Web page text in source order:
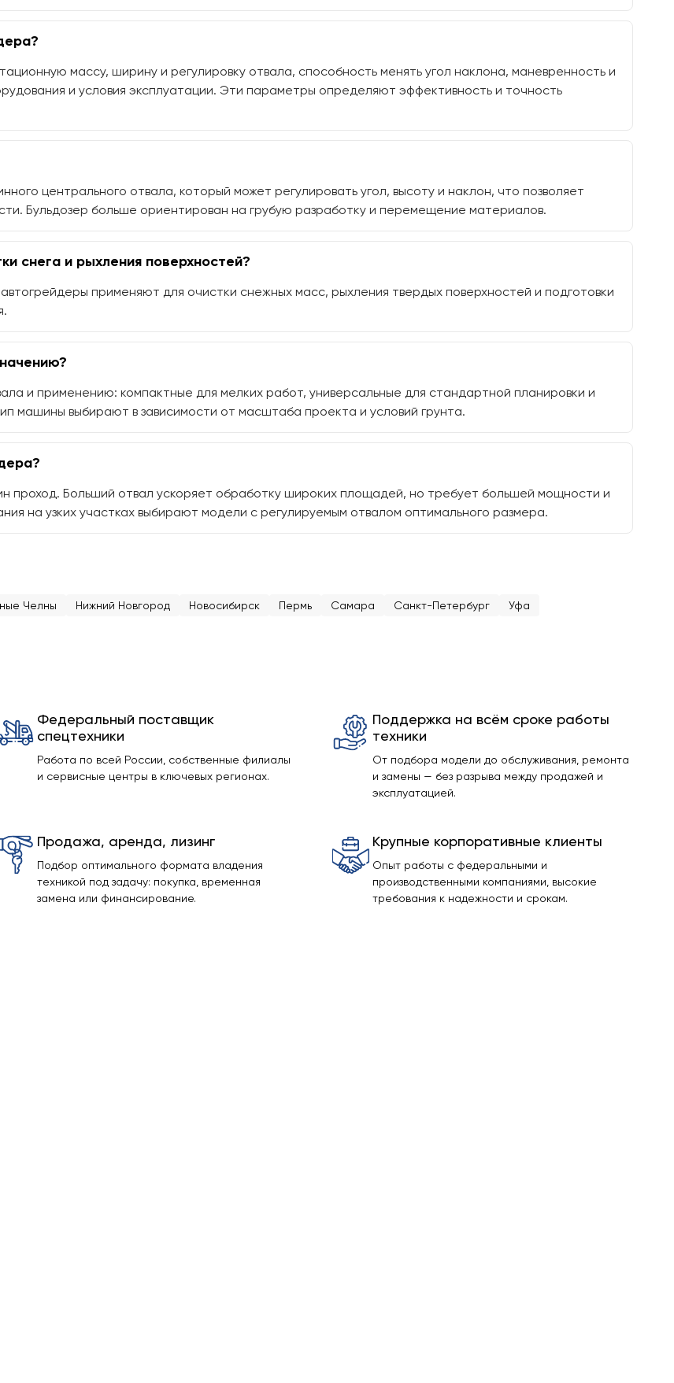
массу, ширину и регулировку отвала, способность менять угол наклона, маневренность и
и условия эксплуатации. Эти параметры определяют эффективность и точность
центрального отвала, который может регулировать угол, высоту и наклон, что позволяет
Бульдозер больше ориентирован на грубую разработку и перемещение материалов.
снега и рыхления поверхностей?
применяют для очистки снежных масс, рыхления твердых поверхностей и подготовки
и применению: компактные для мелких работ, универсальные для стандартной планировки и
машины выбирают в зависимости от масштаба проекта и условий грунта.
проход. Больший отвал ускоряет обработку широких площадей, но требует большей мощности и
на узких участках выбирают модели с регулируемым отвалом оптимального размера.
Челны Нижний Новгород Новосибирск Пермь Самара Санкт-Петербург Уфа
Федеральный поставщик
спецтехники
Работа по всей России, собственные филиалы
и сервисные центры в ключевых регионах.
Поддержка на всём сроке работы
техники
От подбора модели до обслуживания, ремонта
и замены — без разрыва между продажей и
эксплуатацией.
Продажа, аренда, лизинг
Подбор оптимального формата владения
техникой под задачу: покупка, временная
замена или финансирование.
Крупные корпоративные клиенты
Опыт работы с федеральными и
производственными компаниями, высокие
требования к надежности и срокам.